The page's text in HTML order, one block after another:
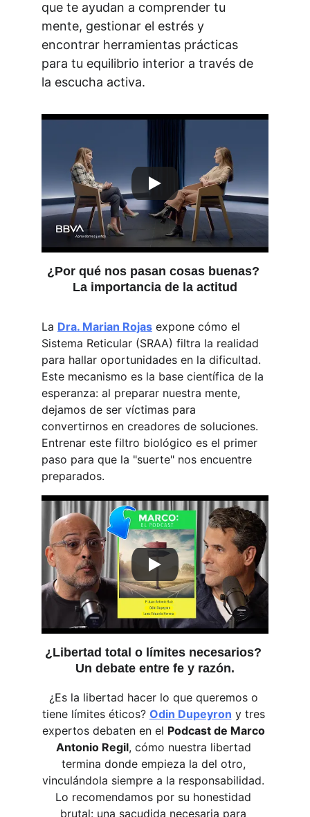
que te ayudan a comprender tu
mente, gestionar el estrés y
encontrar herramientas prácticas
para tu equilibrio interior a través de
la escucha activa.
¿Por qué nos pasan cosas buenas?
La importancia de la actitud
¿Libertad total o límites necesarios?
Un debate entre fe y razón.
¿Es la libertad hacer lo que queremos o
tiene límites éticos? Odin Dupeyron y tres
expertos debaten en el Podcast de Marco
Antonio Regil, cómo nuestra libertad
termina donde empieza la del otro,
vinculándola siempre a la responsabilidad.
Lo recomendamos por su honestidad
brutal: una sacudida necesaria para
La Dra. Marian Rojas expone cómo el
Sistema Reticular (SRAA) filtra la realidad
para hallar oportunidades en la dificultad.
Este mecanismo es la base científica de la
esperanza: al preparar nuestra mente,
dejamos de ser víctimas para
convertirnos en creadores de soluciones.
Entrenar este filtro biológico es el primer
paso para que la "suerte" nos encuentre
preparados.